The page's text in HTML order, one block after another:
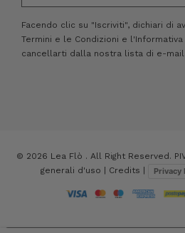
Facendo clic su "Iscriviti", dichiari di
Termini e le Condizioni e l'Informativa
cancellarti dalla nostra lista di e-
© 2026 Lea Flò . All Right Reserved.
generali d'uso
Credits Privacy